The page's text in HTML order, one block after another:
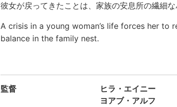
彼女が戻ってきたことは、家族の安息所の繊細な
A crisis in a young woman’s life forces her to
balance in the family nest.
監督
ヒラ・エイニー
ヨアブ・アルフ